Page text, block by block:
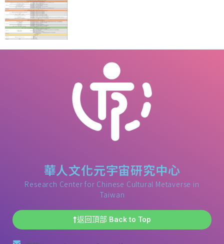
華人文化元宇宙研究中心
Research Center for Chinese Cultural Metaverse in
Taiwan
返回頂部 Back to Top